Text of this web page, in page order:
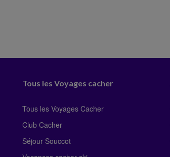
Tous les Voyages cacher
Tous les Voyages Cacher
Club Cacher
Séjour Souccot